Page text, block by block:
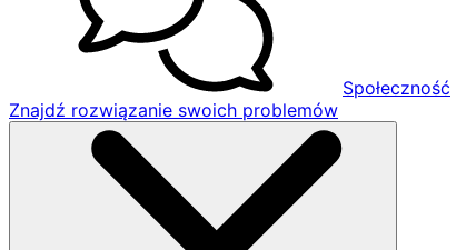
Społeczność
Znajdź rozwiązanie swoich problemów